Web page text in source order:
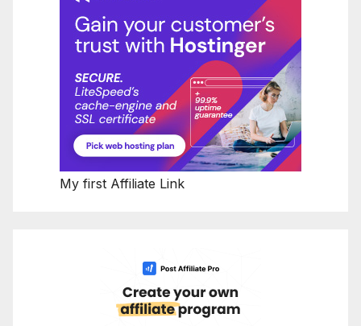
My first Affiliate Link